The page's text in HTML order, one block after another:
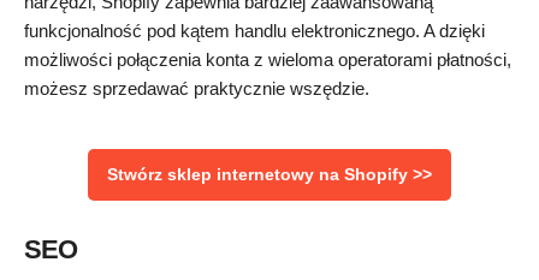
funkcjonalność pod kątem handlu elektronicznego. A dzięki
możliwości połączenia konta z wieloma operatorami płatności,
możesz sprzedawać praktycznie wszędzie.
Stwórz sklep internetowy na Shopify >>
SEO